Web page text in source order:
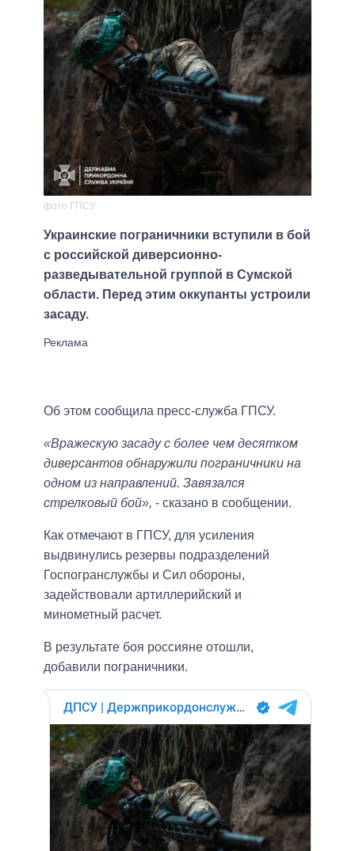
фото ГПСУ
Украинские пограничники вступили в бой
с российской диверсионно-
разведывательной группой в Сумской
области. Перед этим оккупанты устроили
засаду.
Об этом сообщила пресс-служба ГПСУ.
«Вражескую засаду с более чем десятком
диверсантов обнаружили пограничники на
одном из направлений. Завязался
стрелковый бой», - сказано в сообщении.
Как отмечают в ГПСУ, для усиления
выдвинулись резервы подразделений
Госпогранслужбы и Сил обороны,
задействовали артиллерийский и
минометный расчет.
В результате боя россияне отошли,
добавили пограничники.